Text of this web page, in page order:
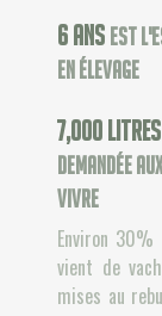
6ans est
en élevage
7,000
demandée
vivre
Environ
vient de
mises au